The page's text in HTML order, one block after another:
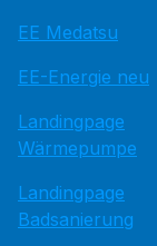
EE Medatsu
EE-Energie neu
Landingpage
Wärmepumpe
Landingpage
Badsanierung